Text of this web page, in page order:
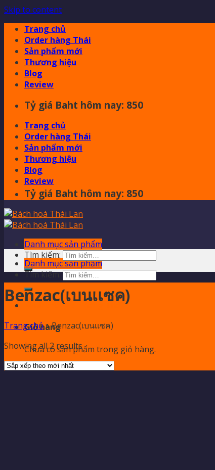
Skip to content
Trang chủ
Order hàng Thái
Sản phẩm mới
Thương hiệu
Blog
Review
Tỷ giá Baht hôm nay: 850
Trang chủ
Order hàng Thái
Sản phẩm mới
Thương hiệu
Blog
Review
Tỷ giá Baht hôm nay: 850
Danh mục sản phẩm
Danh mục sản phẩm
Tìm kiếm:
Kênh thông tin hàng Thái
Giỏ hàng
Chưa có sản phẩm trong giỏ hàng.
Tìm kiếm:
Benzac(เบนเเซค)
Trang chủ»Benzac(เบนเเซค)
Showing all 2 results